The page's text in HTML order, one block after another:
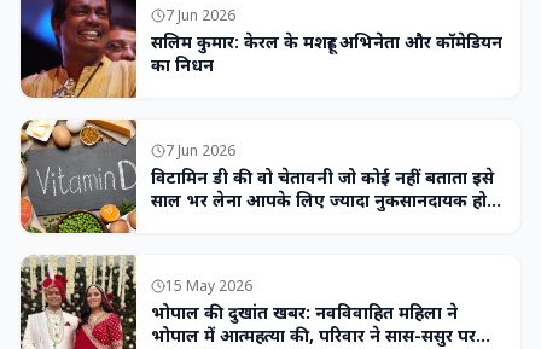
7 Jun 2026
सलिम कुमार: केरल के मशहूर अभिनेता और कॉमेडियन
का निधन
7 Jun 2026
विटामिन डी की वो चेतावनी जो कोई नहीं बताता इसे
साल भर लेना आपके लिए ज्यादा नुकसानदायक हो
15 May 2026
भोपाल की दुखांत खबर: नवविवाहित महिला ने
भोपाल में आत्महत्या की, परिवार ने सास-ससुर पर